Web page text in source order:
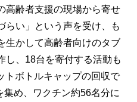
高齢者支援の現場から寄せ
らい」という声を受け、も
生かして高齢者向けのタブ
し、18台を寄付する活動も
トボトルキャップの回収で
め、ワクチン約56名分に